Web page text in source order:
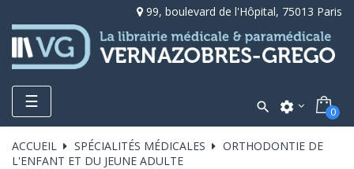
99, boulevard de l'Hôpital, 75013 Paris
Toggle
navigation
☰  settings 0
ACCUEIL SPÉCIALITÉS MÉDICALES
ORTHODONTIE DE
L'ENFANT ET DU JEUNE ADULTE